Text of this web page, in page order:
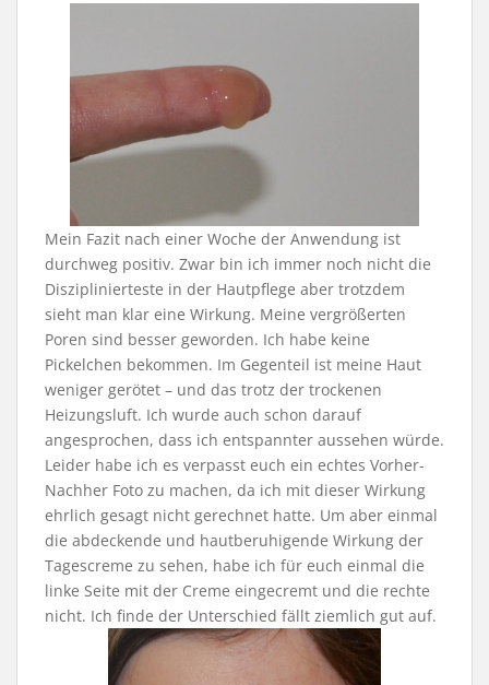
Mein Fazit nach einer Woche der Anwendung ist
durchweg positiv. Zwar bin ich immer noch nicht die
Disziplinierteste in der Hautpflege aber trotzdem
sieht man klar eine Wirkung. Meine vergrößerten
Poren sind besser geworden. Ich habe keine
Pickelchen bekommen. Im Gegenteil ist meine Haut
weniger gerötet – und das trotz der trockenen
Heizungsluft. Ich wurde auch schon darauf
angesprochen, dass ich entspannter aussehen würde.
Leider habe ich es verpasst euch ein echtes Vorher-
Nachher Foto zu machen, da ich mit dieser Wirkung
ehrlich gesagt nicht gerechnet hatte. Um aber einmal
die abdeckende und hautberuhigende Wirkung der
Tagescreme zu sehen, habe ich für euch einmal die
linke Seite mit der Creme eingecremt und die rechte
nicht. Ich finde der Unterschied fällt ziemlich gut auf.